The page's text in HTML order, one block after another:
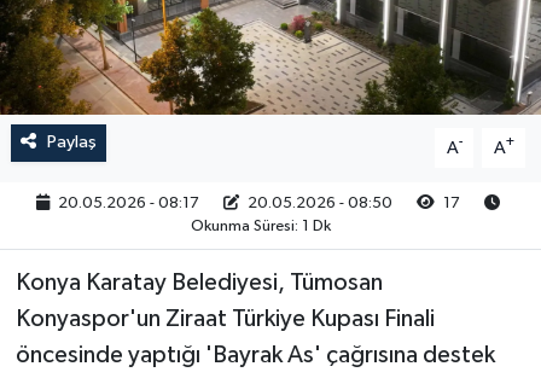
Paylaş A- A+
20.05.2026 - 08:17 20.05.2026 - 08:50
17
Okunma Süresi: 1 Dk
Konya Karatay Belediyesi, Tümosan
Konyaspor'un Ziraat Türkiye Kupası Finali
öncesinde yaptığı 'Bayrak As' çağrısına destek
RESMİ İLAN